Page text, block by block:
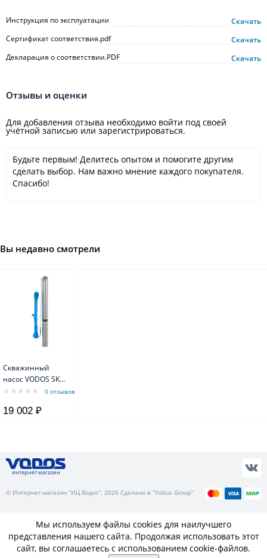
Инструкция по эксплуатации
Скачать
Сертификат соответствия.pdf
Скачать
Декларация о соответствии.PDF
Скачать
Отзывы и оценки
Для добавления отзыва необходимо войти под своей
учётной записью или зарегистрироваться.
Будьте первым! Делитесь опытом и помогите другим
сделать выбор. Нам важно мнение каждого покупателя.
Спасибо!
Вы недавно смотрели
Скважинный
насос VODOS SKU
2-45 с кабелем
(1х230В, 0,37 кВт,
0 отзывов
19 002 ₽
интернет магазин
© Интернет-магазин “ИЦ Водос”, 2026 Сделано в “Vobus Group”
Мы используем файлы cookies для наилучшего
представления нашего сайта. Продолжая использовать этот
сайт, вы соглашаетесь с использованием cookie-файлов.